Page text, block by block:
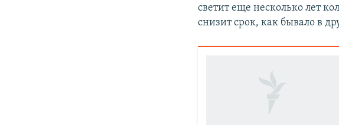
светит еще несколько лет
снизит срок, как бывало в